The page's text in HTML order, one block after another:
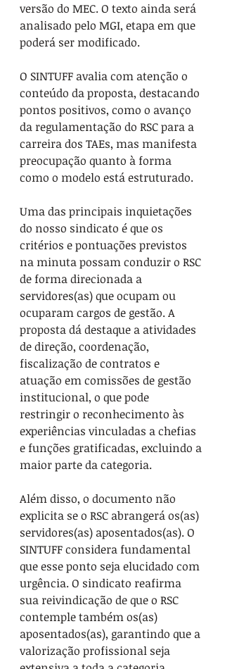
versão do MEC. O texto ainda será
analisado pelo MGI, etapa em que
poderá ser modificado.
O SINTUFF avalia com atenção o
conteúdo da proposta, destacando
pontos positivos, como o avanço
da regulamentação do RSC para a
carreira dos TAEs, mas manifesta
preocupação quanto à forma
como o modelo está estruturado.
Uma das principais inquietações
do nosso sindicato é que os
critérios e pontuações previstos
na minuta possam conduzir o RSC
de forma direcionada a
servidores(as) que ocupam ou
ocuparam cargos de gestão. A
proposta dá destaque a atividades
de direção, coordenação,
fiscalização de contratos e
atuação em comissões de gestão
institucional, o que pode
restringir o reconhecimento às
experiências vinculadas a chefias
e funções gratificadas, excluindo a
maior parte da categoria.
Além disso, o documento não
explicita se o RSC abrangerá os(as)
servidores(as) aposentados(as). O
SINTUFF considera fundamental
que esse ponto seja elucidado com
urgência. O sindicato reafirma
sua reivindicação de que o RSC
contemple também os(as)
aposentados(as), garantindo que a
valorização profissional seja